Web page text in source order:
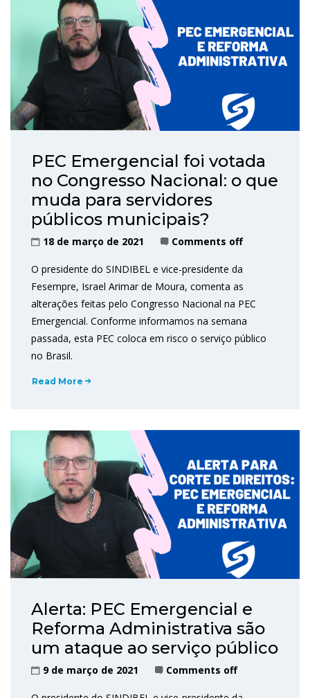
PEC Emergencial foi votada
no Congresso Nacional: o que
muda para servidores
públicos municipais?
18 de março de 2021 Comments off
O presidente do SINDIBEL e vice-presidente da
Fesempre, Israel Arimar de Moura, comenta as
alterações feitas pelo Congresso Nacional na PEC
Emergencial. Conforme informamos na semana
passada, esta PEC coloca em risco o serviço público
no Brasil.
Read More
Alerta: PEC Emergencial e
Reforma Administrativa são
um ataque ao serviço público
9 de março de 2021 Comments off